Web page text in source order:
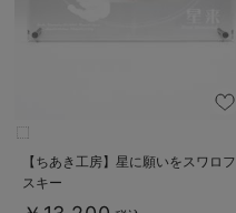
【ちあき工房】星に願いをスワロフ
スキー